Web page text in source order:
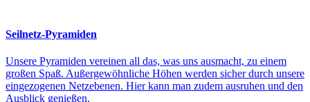
Seilnetz-Pyramiden
Unsere Pyramiden vereinen all das, was uns ausmacht, zu einem
großen Spaß. Außergewöhnliche Höhen werden sicher durch unsere
eingezogenen Netzebenen. Hier kann man zudem ausruhen und den
Ausblick genießen.